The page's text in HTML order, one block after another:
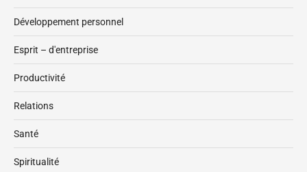
Développement personnel
Esprit – d'entreprise
Productivité
Relations
Santé
Spiritualité